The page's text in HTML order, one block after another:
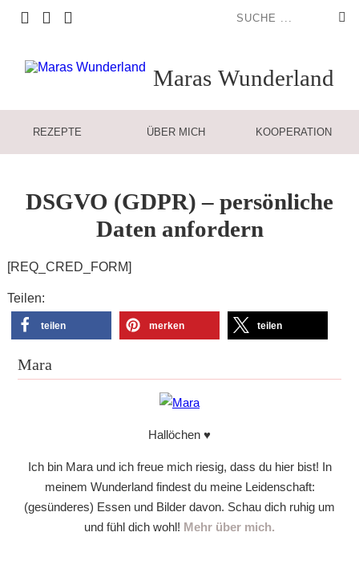
Maras Wunderland
REZEPTE ÜBER MICH KOOPERATION
DSGVO (GDPR) – persönliche
Daten anfordern
[REQ_CRED_FORM]
Teilen:
teilen merken teilen
Mara
Hallöchen ♥
Ich bin Mara und ich freue mich riesig, dass du hier bist! In
meinem Wunderland findest du meine Leidenschaft:
(gesünderes) Essen und Bilder davon. Schau dich ruhig um
und fühl dich wohl! Mehr über mich.